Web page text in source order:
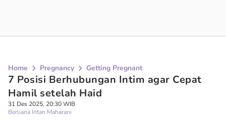
Home Pregnancy Getting Pregnant
7 Posisi Berhubungan Intim agar Cepat
Hamil setelah Haid
31 Des 2025, 20:30 WIB
Berliana Intan Maharani